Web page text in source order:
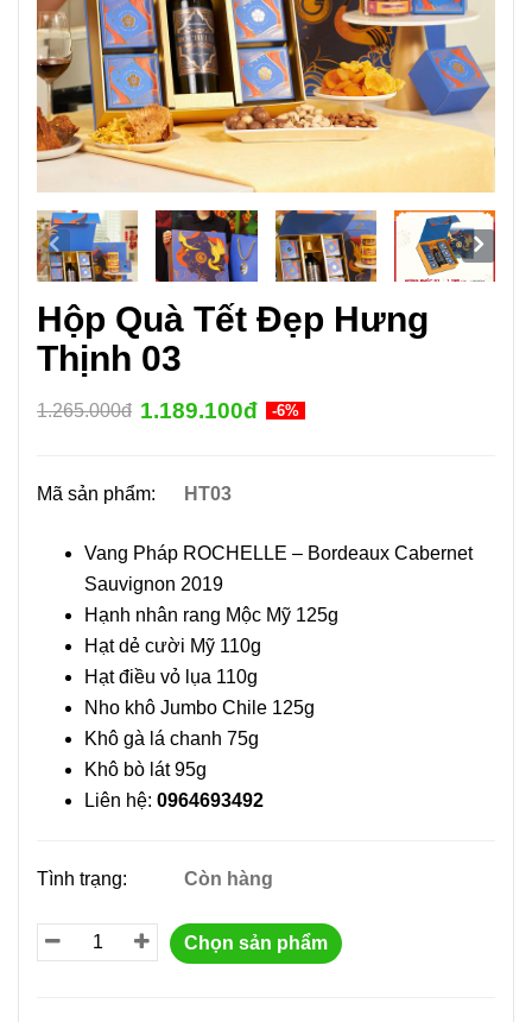
Hộp Quà Tết Đẹp Hưng
Thịnh 03
1.265.000đ 1.189.100đ -6%
Mã sản phẩm: HT03
Vang Pháp ROCHELLE – Bordeaux Cabernet
Sauvignon 2019
Hạnh nhân rang Mộc Mỹ 125g
Hạt dẻ cười Mỹ 110g
Hạt điều vỏ lụa 110g
Nho khô Jumbo Chile 125g
Khô gà lá chanh 75g
Khô bò lát 95g
Liên hệ: 0964693492
Tình trạng: Còn hàng
Chọn sản phẩm